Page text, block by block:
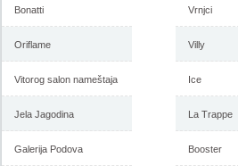
Bonatti
Oriflame
Vitorog salon nameštaja
Jela Jagodina
Galerija Podova
Vrnjci
Villy
Ice
La Trappe
Booster